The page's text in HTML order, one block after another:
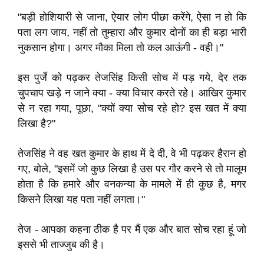
"बड़ी होशियारी से जाना, ऐयार लोग पीछा करेंगे, ऐसा न हो कि
पता लग जाय, नहीं तो तुम्हारा और कुमार दोनों का ही बड़ा भारी
नुकसान होगा। अगर मौका मिला तो कल आऊंगी - वही।"
इस पुर्जे को पढ़कर तेजसिंह किसी सोच में पड़ गये, देर तक
चुपचाप खड़े न जाने क्या - क्या विचार करते रहे। आखिर कुमार
से न रहा गया, पूछा, "क्यों क्या सोच रहे हो? इस खत में क्या
लिखा है?"
तेजसिंह ने वह खत कुमार के हाथ में दे दी, वे भी पढ़कर हैरान हो
गए, बोले, "इसमें जो कुछ लिखा है उस पर गौर करने से तो मालूम
होता है कि हमारे और वनकन्या के मामले में ही कुछ है, मगर
किसने लिखा यह पता नहीं लगता।"
तेज - आपका कहना ठीक है पर मैं एक और बात सोच रहा हूं जो
इससे भी ताज्जुब की है।